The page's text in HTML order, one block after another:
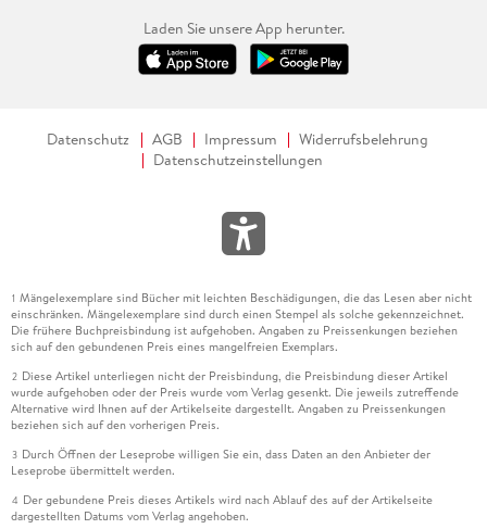
Laden Sie unsere App herunter.
Datenschutz AGB Impressum
Widerrufsbelehrung
Datenschutzeinstellungen
1 Mängelexemplare sind Bücher mit leichten Beschädigungen, die das Lesen aber nicht
einschränken. Mängelexemplare sind durch einen Stempel als solche gekennzeichnet.
Die frühere Buchpreisbindung ist aufgehoben. Angaben zu Preissenkungen beziehen
sich auf den gebundenen Preis eines mangelfreien Exemplars.
2 Diese Artikel unterliegen nicht der Preisbindung, die Preisbindung dieser Artikel
wurde aufgehoben oder der Preis wurde vom Verlag gesenkt. Die jeweils zutreffende
Alternative wird Ihnen auf der Artikelseite dargestellt. Angaben zu Preissenkungen
beziehen sich auf den vorherigen Preis.
3 Durch Öffnen der Leseprobe willigen Sie ein, dass Daten an den Anbieter der
Leseprobe übermittelt werden.
4 Der gebundene Preis dieses Artikels wird nach Ablauf des auf der Artikelseite
dargestellten Datums vom Verlag angehoben.